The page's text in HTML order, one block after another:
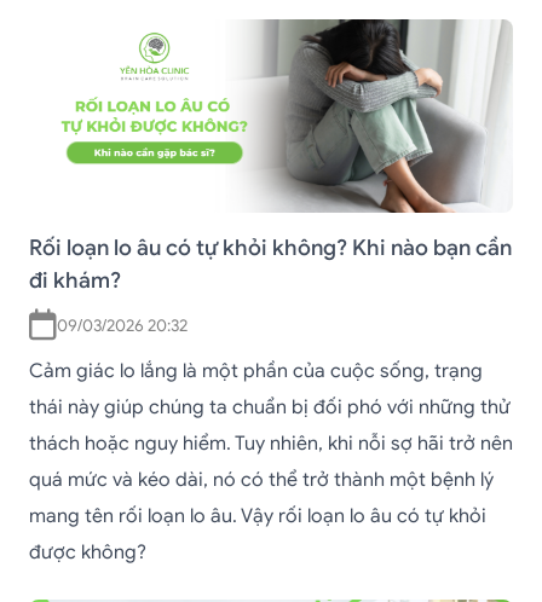
Rối loạn lo âu có tự khỏi không? Khi nào bạn cần
đi khám?
09/03/2026 20:32
Cảm giác lo lắng là một phần của cuộc sống, trạng
thái này giúp chúng ta chuẩn bị đối phó với những thử
thách hoặc nguy hiểm. Tuy nhiên, khi nỗi sợ hãi trở nên
quá mức và kéo dài, nó có thể trở thành một bệnh lý
mang tên rối loạn lo âu. Vậy rối loạn lo âu có tự khỏi
được không?